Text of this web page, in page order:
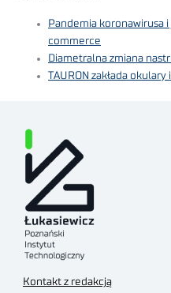
Pandemia koronawirusa
commerce
Diametralna zmiana
TAURON zakłada
Kontakt z redakcją